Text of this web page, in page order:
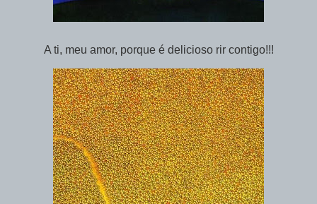
A ti, meu amor, porque é delicioso rir contigo!!!